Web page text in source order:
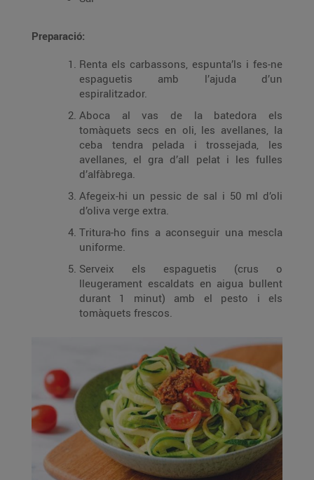
Preparació:
Renta els carbassons, espunta’ls i fes-ne
espaguetis amb l’ajuda d’un
espiralitzador.
Aboca al vas de la batedora els
tomàquets secs en oli, les avellanes, la
ceba tendra pelada i trossejada, les
avellanes, el gra d’all pelat i les fulles
d’alfàbrega.
Afegeix-hi un pessic de sal i 50 ml d’oli
d’oliva verge extra.
Tritura-ho fins a aconseguir una mescla
uniforme.
Serveix els espaguetis (crus o
lleugerament escaldats en aigua bullent
durant 1 minut) amb el pesto i els
tomàquets frescos.